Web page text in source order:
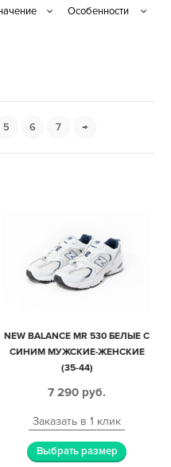
5 6 7 →
NEW BALANCE MR 530 БЕЛЫЕ С
СИНИМ МУЖСКИЕ-ЖЕНСКИЕ
(35-44)
7 290 руб.
Заказать в 1 клик
Выбрать размер